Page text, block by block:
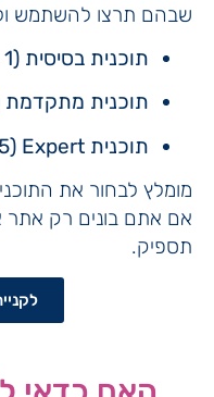
שבהם תרצו להשתמש
תוכנית בסיסית (1 אתר):
תוכנית מתקדמת (3
תוכנית Expert (25 אתרים):
מומלץ לבחור את
אם אתם בונים רק אתר
תספיק.